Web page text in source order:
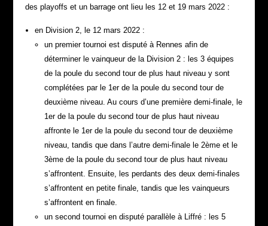
des playoffs et un barrage ont lieu les 12 et 19 mars 2022 :
en Division 2, le 12 mars 2022 :
un premier tournoi est disputé à Rennes afin de
déterminer le vainqueur de la Division 2 : les 3 équipes
de la poule du second tour de plus haut niveau y sont
complétées par le 1er de la poule du second tour de
deuxième niveau. Au cours d’une première demi-finale, le
1er de la poule du second tour de plus haut niveau
affronte le 1er de la poule du second tour de deuxième
niveau, tandis que dans l’autre demi-finale le 2ème et le
3ème de la poule du second tour de plus haut niveau
s’affrontent. Ensuite, les perdants des deux demi-finales
s’affrontent en petite finale, tandis que les vainqueurs
s’affrontent en finale.
un second tournoi en disputé parallèle à Liffré : les 5